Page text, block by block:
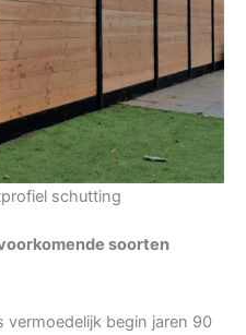
schutting
soorten
vermoedelijk begin jaren 90